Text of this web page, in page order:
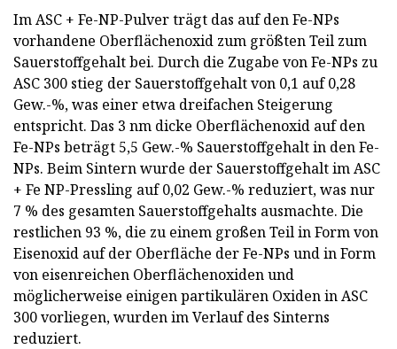
Im ASC + Fe-NP-Pulver trägt das auf den Fe-NPs
vorhandene Oberflächenoxid zum größten Teil zum
Sauerstoffgehalt bei. Durch die Zugabe von Fe-NPs zu
ASC 300 stieg der Sauerstoffgehalt von 0,1 auf 0,28
Gew.-%, was einer etwa dreifachen Steigerung
entspricht. Das 3 nm dicke Oberflächenoxid auf den
Fe-NPs beträgt 5,5 Gew.-% Sauerstoffgehalt in den Fe-
NPs. Beim Sintern wurde der Sauerstoffgehalt im ASC
+ Fe NP-Pressling auf 0,02 Gew.-% reduziert, was nur
7 % des gesamten Sauerstoffgehalts ausmachte. Die
restlichen 93 %, die zu einem großen Teil in Form von
Eisenoxid auf der Oberfläche der Fe-NPs und in Form
von eisenreichen Oberflächenoxiden und
möglicherweise einigen partikulären Oxiden in ASC
300 vorliegen, wurden im Verlauf des Sinterns
reduziert.